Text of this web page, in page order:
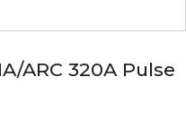
ARC 320A Pulse